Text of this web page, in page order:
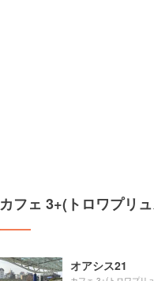
カフェ 3+(トロワプリ
オアシス21